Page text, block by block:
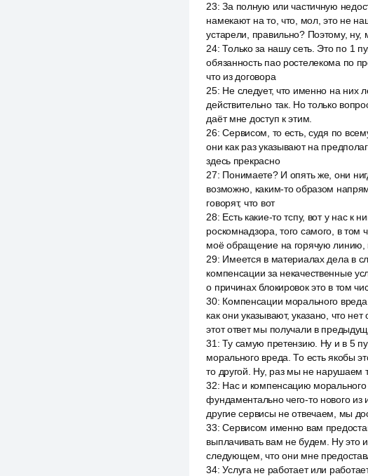
23:За полную или частичную
намекают на то, что, мол, это не
устарели, правильно? Поэтому,
24:Только за нашу сеть. Это по 1
обязанность пао ростелекома по
что из договора
25: Не следует, что именно на них
действительно так. Но только
даёт мне доступ к этим.
26:Сервисом, то есть, судя по
они как раз указывают на
здесь прекрасно
27: Понимаете? И опять же, они
возможно, каким-то образом
говорят, что вот
28: Есть какие-то тспу, вот у нас к
роскомнадзора, того самого, в том
моё обращение на горячую линию,
29: Имеется в материалах дела в
компенсации за некачественные
о причинах блокировок это в том
30: Компенсации морального
как они указывают, указано, что
этот ответ мы получали в
31 :Ту самую претензию. Ну и в 5
морального вреда. То есть якобы
то другой. Ну, раз мы не нарушаем
32: Нас и компенсацию
фундаментально чего-то нового
другие сервисы не отвечаем, мы
33:Сервисом именно вам
выплачивать вам не будем. Ну это
следующем, что они мне
34:Услуга не работает или